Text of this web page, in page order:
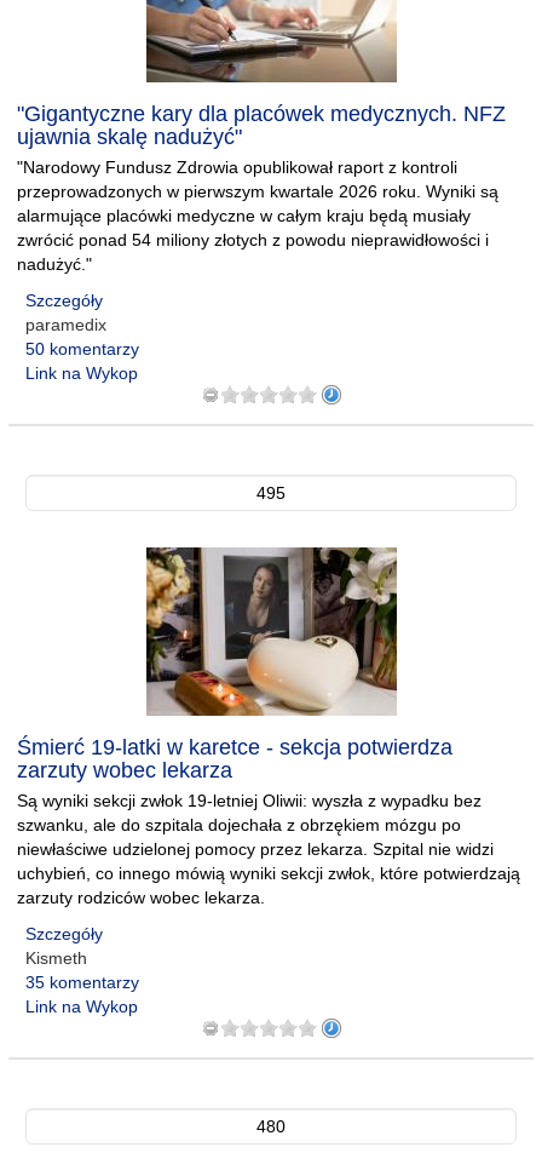
"Gigantyczne kary dla placówek medycznych. NFZ
ujawnia skalę nadużyć"
"Narodowy Fundusz Zdrowia opublikował raport z kontroli
przeprowadzonych w pierwszym kwartale 2026 roku. Wyniki są
alarmujące placówki medyczne w całym kraju będą musiały
zwrócić ponad 54 miliony złotych z powodu nieprawidłowości i
nadużyć."
Szczegóły
paramedix
50 komentarzy
Link na Wykop
495
Śmierć 19-latki w karetce - sekcja potwierdza
zarzuty wobec lekarza
Są wyniki sekcji zwłok 19-letniej Oliwii: wyszła z wypadku bez
szwanku, ale do szpitala dojechała z obrzękiem mózgu po
niewłaściwe udzielonej pomocy przez lekarza. Szpital nie widzi
uchybień, co innego mówią wyniki sekcji zwłok, które potwierdzają
zarzuty rodziców wobec lekarza.
Szczegóły
Kismeth
35 komentarzy
Link na Wykop
480